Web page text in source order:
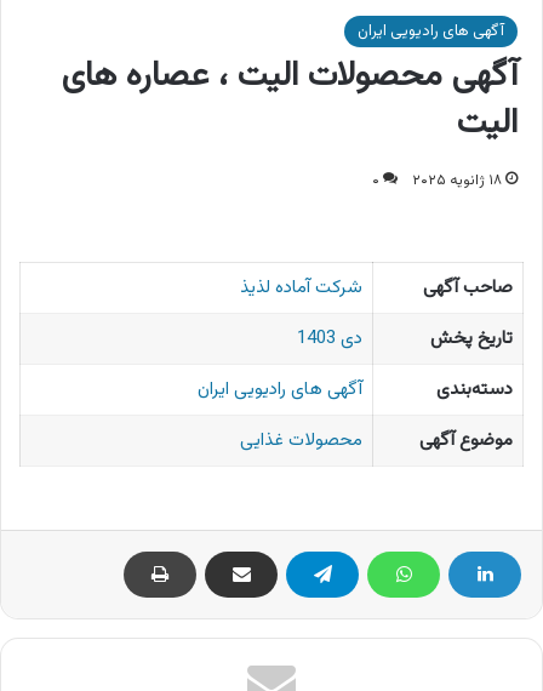
آگهی های رادیویی ایران
آگهی محصولات الیت ، عصاره های
الیت
۱۸ ژانویه ۲۰۲۵ ۰
صاحب آگهی
شرکت آماده لذیذ
تاریخ پخش
دی 1403
دسته‌بندی
آگهی های رادیویی ایران
موضوع آگهی
محصولات غذایی